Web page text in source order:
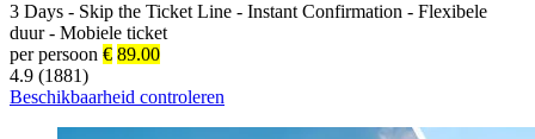
3 Days - Skip the Ticket Line - Instant Confirmation - Flexibele
duur - Mobiele ticket
per persoon € 89.00
4.9 (1881)
Beschikbaarheid controleren